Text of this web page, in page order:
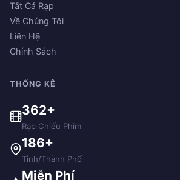
Tất Cả Rạp
Về Chúng Tôi
Liên Hệ
Chính Sách
THỐNG KÊ
362+
Rạp Chiếu Phim
186+
Tỉnh/Thành Phố
Miễn Phí